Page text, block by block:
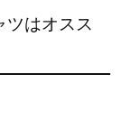
ツはオスス